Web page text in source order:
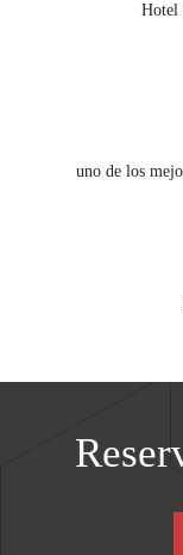
Hotel
uno de los